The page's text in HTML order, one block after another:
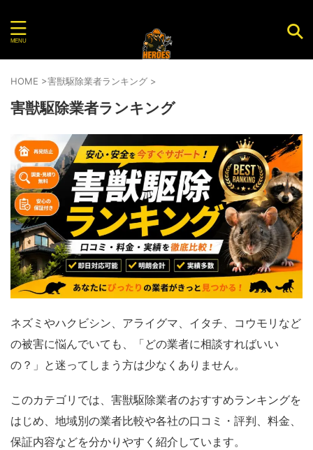
HOME >害獣駆除業者ランキング >
害獣駆除業者ランキング
ネズミやハクビシン、アライグマ、イタチ、コウモリなど
の被害に悩んでいても、「どの業者に相談すればいい
の？」と迷ってしまう方は少なくありません。
このカテゴリでは、害獣駆除業者のおすすめランキングを
はじめ、地域別の業者比較や各社の口コミ・評判、料金、
保証内容などを分かりやすく紹介しています。